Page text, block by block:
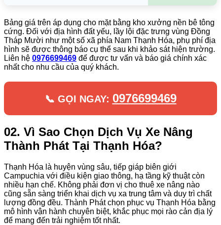
Bảng giá trên áp dụng cho mặt bằng kho xưởng nền bê tông
cứng. Đối với địa hình đất yếu, lầy lội đặc trưng vùng Đồng
Tháp Mười như một số xã phía Nam Thạnh Hóa, phụ phí địa
hình sẽ được thông báo cụ thể sau khi khảo sát hiện trường.
Liên hệ 0976699469 để được tư vấn và báo giá chính xác
nhất cho nhu cầu của quý khách.
📞 GỌI NGAY: 0976699469
02. Vì Sao Chọn Dịch Vụ Xe Nâng
Thành Phát Tại Thạnh Hóa?
Thạnh Hóa là huyện vùng sâu, tiếp giáp biên giới
Campuchia với điều kiện giao thông, hạ tầng kỹ thuật còn
nhiều hạn chế. Không phải đơn vị cho thuê xe nâng nào
cũng sẵn sàng triển khai dịch vụ xa trung tâm và duy trì chất
lượng đồng đều. Thành Phát chọn phục vụ Thạnh Hóa bằng
mô hình vận hành chuyên biệt, khắc phục mọi rào cản địa lý
để mang đến trải nghiệm tốt nhất.